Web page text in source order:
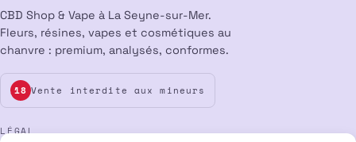
CBD Shop & Vape à La Seyne-sur-Mer.
Fleurs, résines, vapes et cosmétiques au
chanvre : premium, analysés, conformes.
18 Vente interdite aux mineurs
LÉGAL